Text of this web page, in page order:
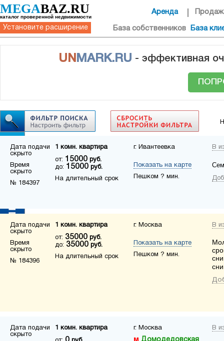
MEGABAZ.RU
каталог проверенной недвижимости
Установите расширение
Аренда
База собственников База
UN MARK.RU - эффективная
Дата подачи
скрыто
Время
скрыто
№ 184397
1 комн. квартира
от: 15000 руб.
до: 15000 руб.
На длительный срок
г. Ивантеевка
Показать на карте
Пешком ? мин.
В
Дата подачи
скрыто
Время
скрыто
№ 184396
1 комн. квартира
от: 35000 руб.
до: 35000 руб.
На длительный срок
г. Москва
Показать на карте
Пешком ? мин.
В
Дата подачи
скрыто
1 комн. квартира г. Москва В